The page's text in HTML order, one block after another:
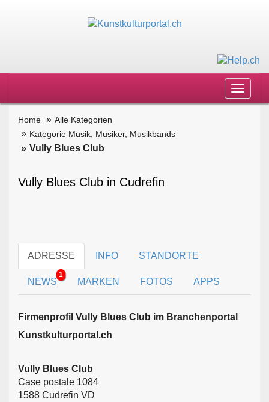
Toggle
Home
Alle Kategorien
Kategorie Musik, Musiker, Musikbands
Vully Blues Club
Vully Blues Club in Cudrefin
ADRESSE INFO STANDORTE
NEWS
1
MARKEN FOTOS APPS
Firmen­profil Vully Blues Club im Branchen­portal
Kunstkulturportal.ch
Vully Blues Club
Case postale 1084
1588 Cudrefin VD